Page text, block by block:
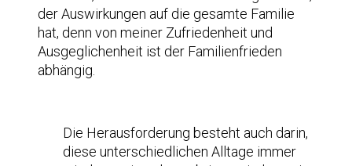
der Auswirkungen auf die gesamte Familie
hat, denn von meiner Zufriedenheit und
Ausgeglichenheit ist der Familienfrieden
abhängig.
Die Herausforderung besteht auch darin,
diese unterschiedlichen Alltage immer